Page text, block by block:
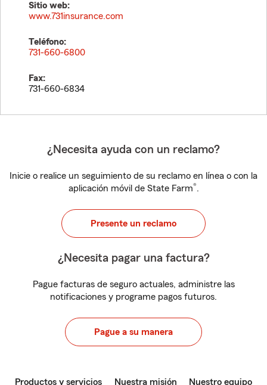
Sitio web:
www.731insurance.com
Teléfono:
731-660-6800
Fax:
731-660-6834
¿Necesita ayuda con un reclamo?
Inicie o realice un seguimiento de su reclamo en línea o con la
aplicación móvil de State Farm®.
Presente un reclamo
¿Necesita pagar una factura?
Pague facturas de seguro actuales, administre las
notificaciones y programe pagos futuros.
Pague a su manera
Productos y servicios Nuestra misión Nuestro equipo